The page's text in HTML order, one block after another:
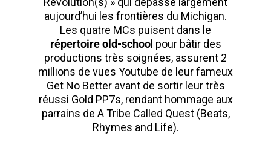
aujourd’hui les frontières du Michigan.
Les quatre MCs puisent dans le
répertoire old-school pour bâtir des
productions très soignées, assurent 2
millions de vues Youtube de leur fameux
Get No Better avant de sortir leur très
réussi Gold PP7s, rendant hommage aux
parrains de A Tribe Called Quest (Beats,
Rhymes and Life).